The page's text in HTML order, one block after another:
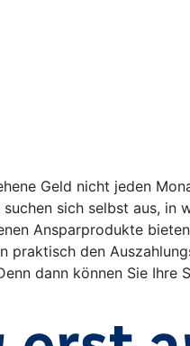
Geld nicht jeden
sich selbst aus, in
Ansparprodukte
praktisch den
dann können Sie